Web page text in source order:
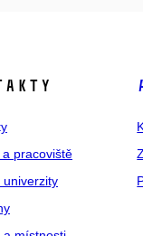
a pracoviště
univerzity